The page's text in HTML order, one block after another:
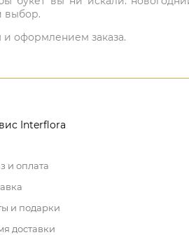
выбор.
оформлением заказа.
Interflora
и оплата
и подарки
доставки